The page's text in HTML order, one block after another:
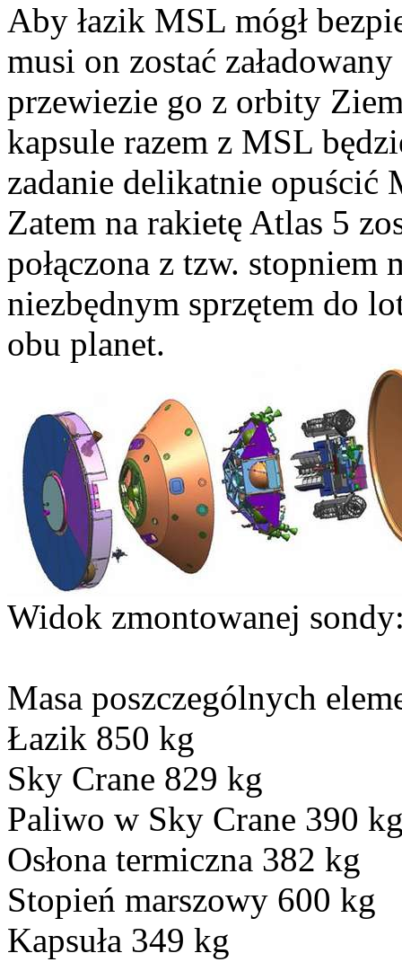
Aby łazik MSL mógł
musi on zostać
przewiezie go z orbity
kapsule razem z MSL
zadanie delikatnie opuścić
Zatem na rakietę Atlas 5
połączona z tzw.
niezbędnym sprzętem do
obu planet.
Widok zmontowanej
Masa poszczególnych
Łazik 850 kg
Sky Crane 829 kg
Paliwo w Sky Crane 390
Osłona termiczna 382 kg
Stopień marszowy 600 kg
Kapsuła 349 kg